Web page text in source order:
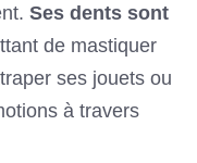
Ses dents sont
de mastiquer
ses jouets ou
à travers